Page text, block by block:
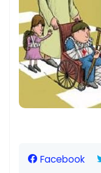
Facebook